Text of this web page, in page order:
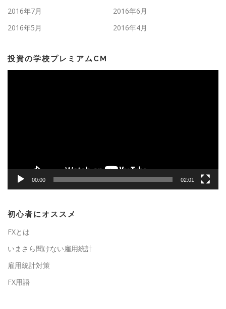
2016年7月
2016年6月
2016年5月
2016年4月
投資の学校プレミアムCM
00:00 02:01
初心者にオススメ
FXとは
いまさら聞けない雇用統計
雇用統計対策
FX用語